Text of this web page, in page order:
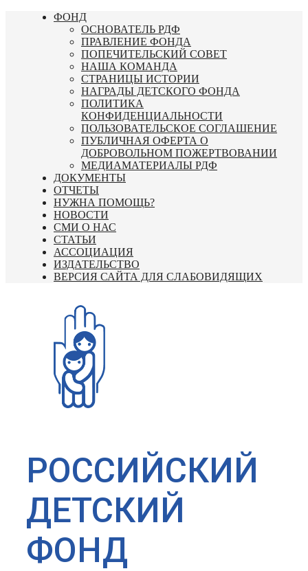
Перейти
ФОНД
ОСНОВАТЕЛЬ РДФ
ПРАВЛЕНИЕ ФОНДА
ПОПЕЧИТЕЛЬСКИЙ СОВЕТ
НАША КОМАНДА
СТРАНИЦЫ ИСТОРИИ
НАГРАДЫ ДЕТСКОГО ФОНДА
ПОЛИТИКА
КОНФИДЕНЦИАЛЬНОСТИ
ПОЛЬЗОВАТЕЛЬСКОЕ СОГЛАШЕНИЕ
ПУБЛИЧНАЯ ОФЕРТА О
ДОБРОВОЛЬНОМ ПОЖЕРТВОВАНИИ
МЕДИАМАТЕРИАЛЫ РДФ
ДОКУМЕНТЫ
ОТЧЕТЫ
НУЖНА ПОМОЩЬ?
НОВОСТИ
СМИ О НАС
СТАТЬИ
АССОЦИАЦИЯ
ИЗДАТЕЛЬСТВО
ВЕРСИЯ САЙТА ДЛЯ СЛАБОВИДЯЩИХ
РОССИЙСКИЙ
ДЕТСКИЙ
ФОНД